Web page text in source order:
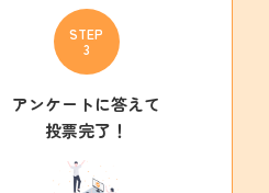
STEP
3
アンケートに答えて
投票完了！